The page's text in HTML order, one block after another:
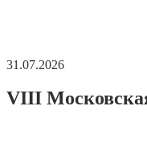
31.07.2026
VIII